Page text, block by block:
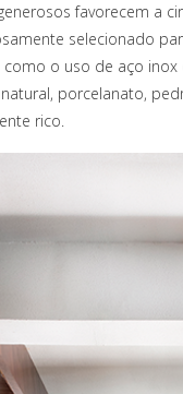
favorecem a
selecionado
o uso de aço
porcelanato,
rico.